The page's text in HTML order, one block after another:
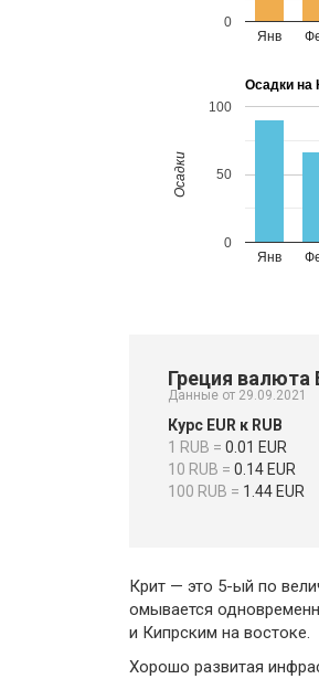
Янв
0
Осадки на
Янв
0
50
100
Осадки
Греция валюта
Данные от 29.09.2021
Курс EUR к RUB
1 RUB = 0.01 EUR
10 RUB = 0.14 EUR
100 RUB = 1.44 EUR
Крит — это 5-ый по
омывается
и Кипрским на востоке.
Хорошо развитая